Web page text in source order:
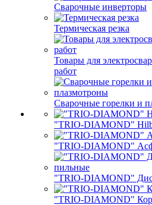
Сварочные инверторы
Термическая резка
Товары для
работ
Сварочные горелки и
"TRIO-DIAMOND"
"TRIO-DIAMOND"
"TRIO-DIAMOND"
"TRIO-DIAMOND"